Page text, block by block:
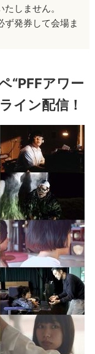
しません。
ず発券して会場ま
“PFFアワー
イン配信！